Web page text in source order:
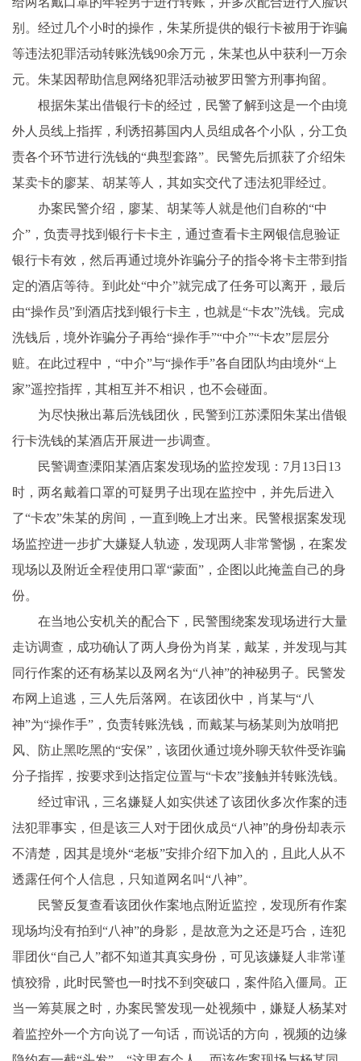
别。经过几个小时的操作，朱某所提供的银行卡被用于诈骗
等违法犯罪活动转账洗钱90余万元，朱某也从中获利一万余
元。朱某因帮助信息网络犯罪活动被罗田警方刑事拘留。
根据朱某出借银行卡的经过，民警了解到这是一个由境
外人员线上指挥，利诱招募国内人员组成各个小队，分工负
责各个环节进行洗钱的“典型套路”。民警先后抓获了介绍朱
某卖卡的廖某、胡某等人，其如实交代了违法犯罪经过。
办案民警介绍，廖某、胡某等人就是他们自称的“中
介”，负责寻找到银行卡卡主，通过查看卡主网银信息验证
银行卡有效，然后再通过境外诈骗分子的指令将卡主带到指
定的酒店等待。到此处“中介”就完成了任务可以离开，最后
由“操作员”到酒店找到银行卡主，也就是“卡农”洗钱。完成
洗钱后，境外诈骗分子再给“操作手”“中介”“卡农”层层分
赃。在此过程中，“中介”与“操作手”各自团队均由境外“上
家”遥控指挥，其相互并不相识，也不会碰面。
为尽快揪出幕后洗钱团伙，民警到江苏溧阳朱某出借银
行卡洗钱的某酒店开展进一步调查。
民警调查溧阳某酒店案发现场的监控发现：7月13日13
时，两名戴着口罩的可疑男子出现在监控中，并先后进入
了“卡农”朱某的房间，一直到晚上才出来。民警根据案发现
场监控进一步扩大嫌疑人轨迹，发现两人非常警惕，在案发
现场以及附近全程使用口罩“蒙面”，企图以此掩盖自己的身
份。
在当地公安机关的配合下，民警围绕案发现场进行大量
走访调查，成功确认了两人身份为肖某，戴某，并发现与其
同行作案的还有杨某以及网名为“八神”的神秘男子。民警发
布网上追逃，三人先后落网。在该团伙中，肖某与“八
神”为“操作手”，负责转账洗钱，而戴某与杨某则为放哨把
风、防止黑吃黑的“安保”，该团伙通过境外聊天软件受诈骗
分子指挥，按要求到达指定位置与“卡农”接触并转账洗钱。
经过审讯，三名嫌疑人如实供述了该团伙多次作案的违
法犯罪事实，但是该三人对于团伙成员“八神”的身份却表示
不清楚，因其是境外“老板”安排介绍下加入的，且此人从不
透露任何个人信息，只知道网名叫“八神”。
民警反复查看该团伙作案地点附近监控，发现所有作案
现场均没有拍到“八神”的身影，是故意为之还是巧合，连犯
罪团伙“自己人”都不知道其真实身份，可见该嫌疑人非常谨
慎狡猾，此时民警也一时找不到突破口，案件陷入僵局。正
当一筹莫展之时，办案民警发现一处视频中， 嫌疑人杨某对
着监控外一个方向说了一句话，而说话的方向，视频的边缘